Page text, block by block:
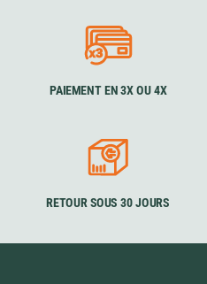
PAIEMENT EN 3X OU 4X
RETOUR SOUS 30 JOURS